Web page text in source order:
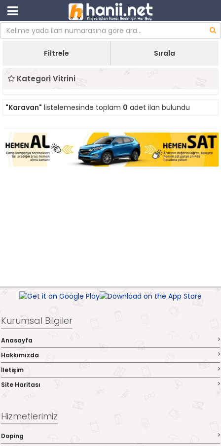
Filtrele Sırala
Kategori Vitrini
"Karavan" listelemesinde toplam 0 adet ilan bulundu
Kurumsal Bilgiler
Anasayfa
Hakkımızda
İletişim
Site Haritası
Hizmetlerimiz
Doping